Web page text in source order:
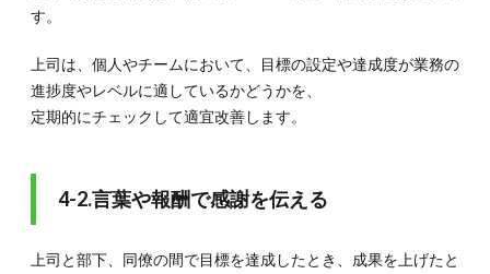
す。
上司は、個人やチームにおいて、目標の設定や達成度が業務の
進捗度やレベルに適しているかどうかを、
定期的にチェックして適宜改善します。
4-2.言葉や報酬で感謝を伝える
上司と部下、同僚の間で目標を達成したとき、成果を上げたと